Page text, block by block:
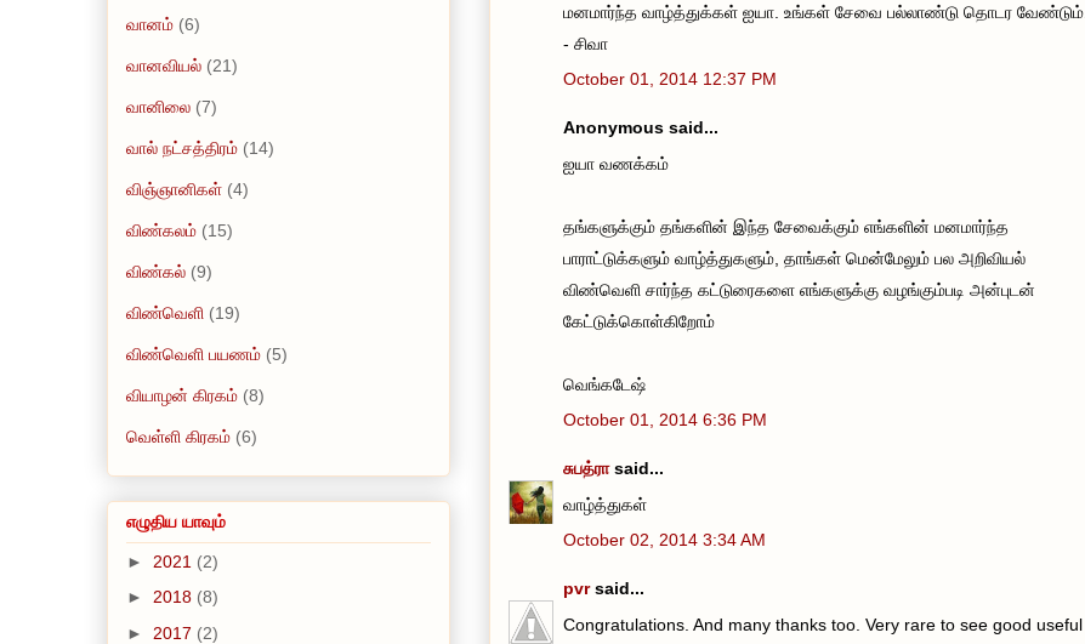
மனமார்ந்த வாழ்த்துக்கள் ஐயா. உங்கள் சேவை பல்லாண்டு தொடர வேண்டும்.
- சிவா
October 01, 2014 12:37 PM
Anonymous said...
ஐயா வணக்கம்
தங்களுக்கும் தங்களின் இந்த சேவைக்கும் எங்களின் மனமார்ந்த
பாராட்டுக்களும் வாழ்த்துகளும், தாங்கள் மென்மேலும் பல அறிவியல்
விண்வெளி சார்ந்த கட்டுரைகளை எங்களுக்கு வழங்கும்படி அன்புடன்
கேட்டுக்கொள்கிறோம்
வெங்கடேஷ்
October 01, 2014 6:36 PM
சுபத்ராsaid...
வாழ்த்துகள்
October 02, 2014 3:34 AM
pvrsaid...
Congratulations. And many thanks too. Very rare to see good useful
வானம் (6)
வானவியல் (21)
வானிலை (7)
வால் நட்சத்திரம் (14)
விஞ்ஞானிகள் (4)
விண்கலம் (15)
விண்கல் (9)
விண்வெளி (19)
விண்வெளி பயணம் (5)
வியாழன் கிரகம் (8)
வெள்ளி கிரகம் (6)
எழுதிய யாவும்
► 2021 (2)
► 2018 (8)
► 2017 (2)